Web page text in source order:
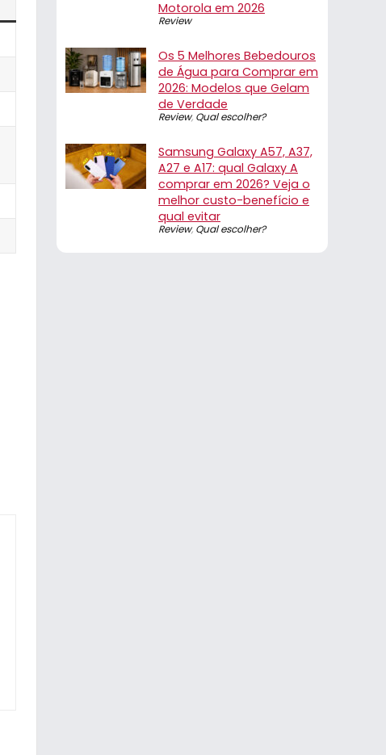
Motorola em 2026
Review
Os 5 Melhores Bebedouros
de Água para Comprar em
2026: Modelos que Gelam
de Verdade
Review, Qual escolher?
Samsung Galaxy A57, A37,
A27 e A17: qual Galaxy A
comprar em 2026? Veja o
melhor custo-benefício e
qual evitar
Review, Qual escolher?